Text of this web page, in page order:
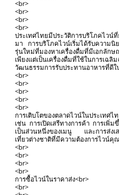
<br>
<br>
<br>
<br>
ประเทศไทยมีประวัติการบริโภคไว
มา การบริโภคไวน์เริ่มได้รับความ
รุ่นใหม่ที่มองหาเครื่องดื่มที่มีเอกลัก
เพียงแต่เป็นเครื่องดื่มที่ใช้ในการเ
วัฒนธรรมการรับประทานอาหารที่ดี
<br>
<br>
<br>
<br>
<br>
การเติบโตของตลาดไวน์ในประเทศ
เช่น การเปิดเสรีทางการค้า การเพิ่
เป็นส่วนหนึ่งของเมนู และการส่งเ
เที่ยวต่างชาติที่มีความต้องการไวน์คุ
<br>
<br>
<br>
<br>
การซื้อไวน์ในราคาส่ง<br>
<br>